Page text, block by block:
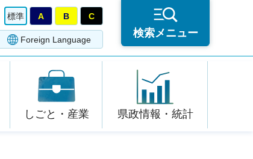
標準 A B C
Foreign Language
検索メニュー
しごと・産業 県政情報・統計